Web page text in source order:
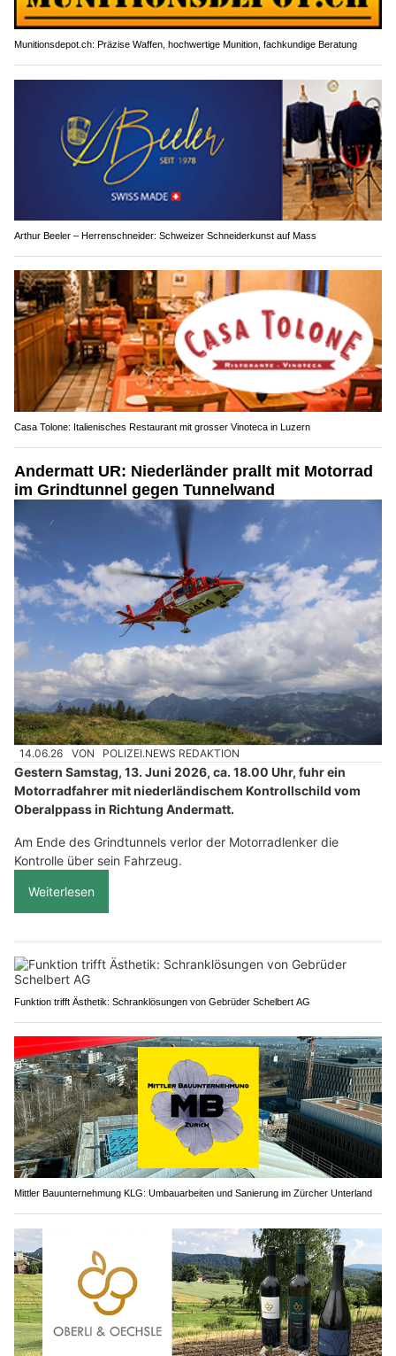
Munitionsdepot.ch: Präzise Waffen, hochwertige Munition, fachkundige Beratung
Arthur Beeler – Herrenschneider: Schweizer Schneiderkunst auf Mass
Casa Tolone: Italienisches Restaurant mit grosser Vinoteca in Luzern
Andermatt UR: Niederländer prallt mit Motorrad
im Grindtunnel gegen Tunnelwand
14.06.26 VON POLIZEI.NEWS REDAKTION
Gestern Samstag, 13. Juni 2026, ca. 18.00 Uhr, fuhr ein
Motorradfahrer mit niederländischem Kontrollschild vom
Oberalppass in Richtung Andermatt.
Am Ende des Grindtunnels verlor der Motorradlenker die
Kontrolle über sein Fahrzeug.
Weiterlesen
Funktion trifft Ästhetik: Schranklösungen von Gebrüder Schelbert AG
Mittler Bauunternehmung KLG: Umbauarbeiten und Sanierung im Zürcher Unterland